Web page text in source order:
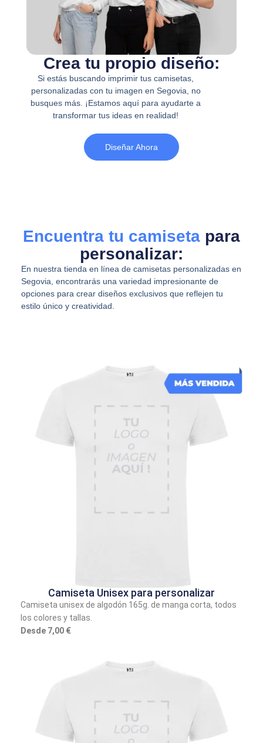
Crea tu propio diseño:
Si estás buscando imprimir tus camisetas,
personalizadas con tu imagen en Segovia, no
busques más. ¡Estamos aquí para ayudarte a
transformar tus ideas en realidad!
Diseñar Ahora
Encuentra tu camiseta para
personalizar:
En nuestra tienda en línea de camisetas personalizadas en
Segovia, encontrarás una variedad impresionante de
opciones para crear diseños exclusivos que reflejen tu
estilo único y creatividad.
Camiseta Unisex para personalizar
Camiseta unisex de algodón 165g. de manga corta, todos
los colores y tallas.
Desde 7,00 €